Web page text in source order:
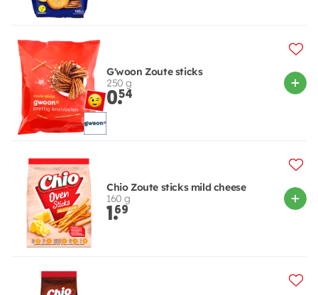
G'woon Zoute sticks
250 g
0.54
Chio Zoute sticks mild cheese
160 g
1.69